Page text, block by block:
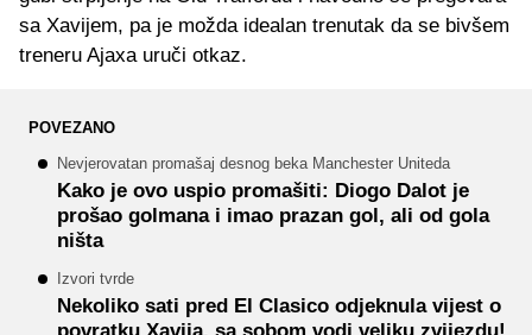
sa Xavijem, pa je možda idealan trenutak da se bivšem
treneru Ajaxa uruči otkaz.
POVEZANO
Nevjerovatan promašaj desnog beka Manchester Uniteda
Kako je ovo uspio promašiti: Diogo Dalot je
prošao golmana i imao prazan gol, ali od gola
ništa
Izvori tvrde
Nekoliko sati pred El Clasico odjeknula vijest o
povratku Xavija, sa sobom vodi veliku zvijezdu!